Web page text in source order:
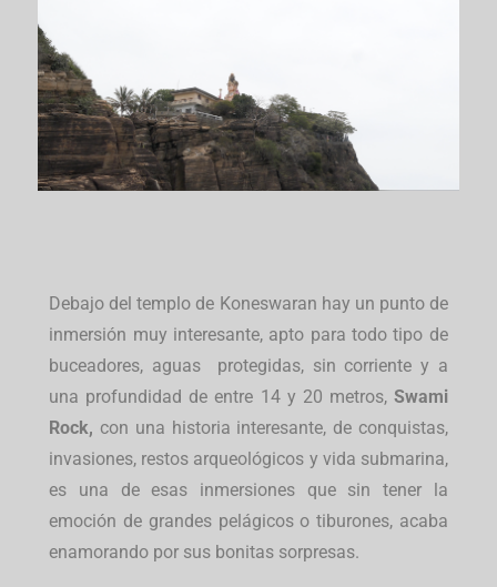
Debajo del templo de Koneswaran hay un punto de
inmersión muy interesante, apto para todo tipo de
buceadores, aguas protegidas, sin corriente y a
una profundidad de entre 14 y 20 metros,Swami
Rock, con una historia interesante, de conquistas,
invasiones, restos arqueológicos y vida submarina,
es una de esas inmersiones que sin tener la
emoción de grandes pelágicos o tiburones, acaba
enamorando por sus bonitas sorpresas.